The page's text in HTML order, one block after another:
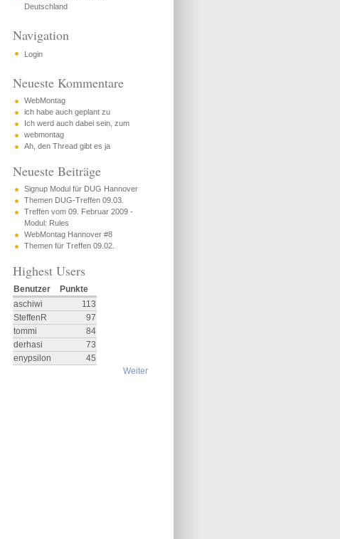
Deutschland
Navigation
Login
Neueste Kommentare
WebMontag
ich habe auch geplant zu
Ich werd auch dabei sein, zum
webmontag
Ah, den Thread gibt es ja
Neueste Beiträge
Signup Modul für DUG Hannover
Themen DUG-Treffen 09.03.
Treffen vom 09. Februar 2009 -
Modul: Rules
WebMontag Hannover #8
Themen für Treffen 09.02.
Highest Users
Benutzer
Punkte
aschiwi
113
SteffenR
97
tommi
84
derhasi
73
enypsilon
45
Weiter